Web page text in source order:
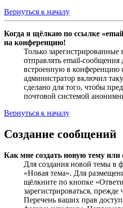
Вернуться к началу
Когда я щёлкаю по ссылке
на конференцию!
Только зарегистрированные
отправлять email-сообщения
встроенную в конференцию
администратор включил
сделано для того, чтобы
почтовой системой
Вернуться к началу
Создание сообщений
Как мне создать новую тему или
Для создания новой темы в
«Новая тема». Для
щёлкните по кнопке
зарегистрироваться,
Перечень ваших прав